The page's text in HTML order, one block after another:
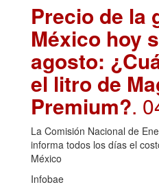
Precio de la
México hoy
agosto:
el litro de
Premium?.
La Comisión Nacional de
informa todos los días el
México
Infobae